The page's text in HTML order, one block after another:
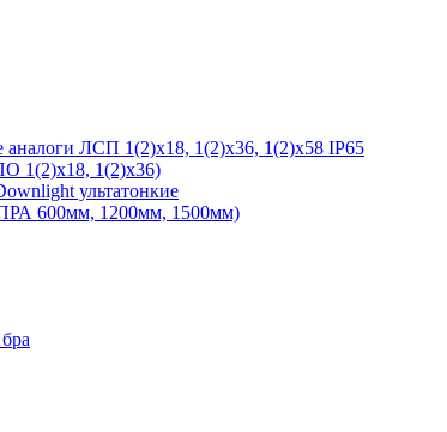
ЛСП 1(2)х18, 1(2)х36, 1(2)х58 IP65
1(2)х18, 1(2)х36)
ультатонкие
600мм, 1200мм, 1500мм)